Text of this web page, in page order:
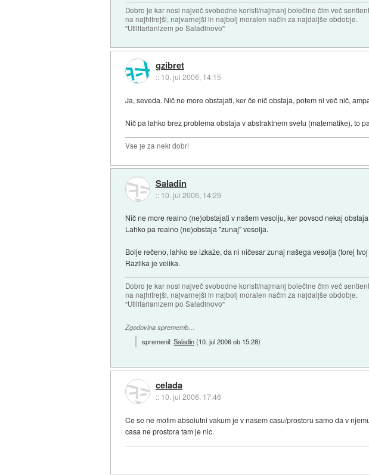
Dobro je kar nosi največ svobodne koristi/najmanj bolečine čim več
na najhitrejši, najvarnejši in najbolj moralen način za najdaljše obdobje.
"Utilitarianizem po Saladinovo"
gzibret
:: 10. jul 2006, 14:15
Ja, seveda. Nič ne more obstajati, ker če nič obstaja, potem ni več nič,
Nič pa lahko brez problema obstaja v abstraktnem svetu (matematike), to
Vse je za neki dobr!
Saladin
:: 10. jul 2006, 14:29
Nič ne more realno (ne)obstajati v našem vesolju, ker povsod nekaj obstaja
Lahko pa realno (ne)obstaja "zunaj" vesolja.
Bolje rečeno, lahko se izkaže, da ni ničesar zunaj našega vesolja (torej
Razlika je velika.
Dobro je kar nosi največ svobodne koristi/najmanj bolečine čim več
na najhitrejši, najvarnejši in najbolj moralen način za najdaljše obdobje.
"Utilitarianizem po Saladinovo"
Zgodovina sprememb…
spremenil:Saladin(10. jul 2006 ob 15:28)
celada
:: 10. jul 2006, 17:46
Ce se ne motim absolutni vakum je v nasem casu/prostoru samo da v
casa ne prostora tam je nic.